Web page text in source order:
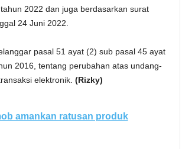
2022 dan juga berdasarkan surat
24 Juni 2022.
pasal 51 ayat (2) sub pasal 45 ayat
2016, tentang perubahan atas undang-
elektronik. (Rizky)
amankan ratusan produk